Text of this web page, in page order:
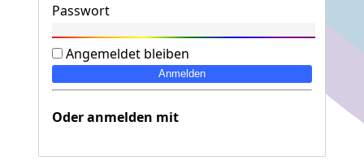
Passwort
Angemeldet bleiben
Oder anmelden mit